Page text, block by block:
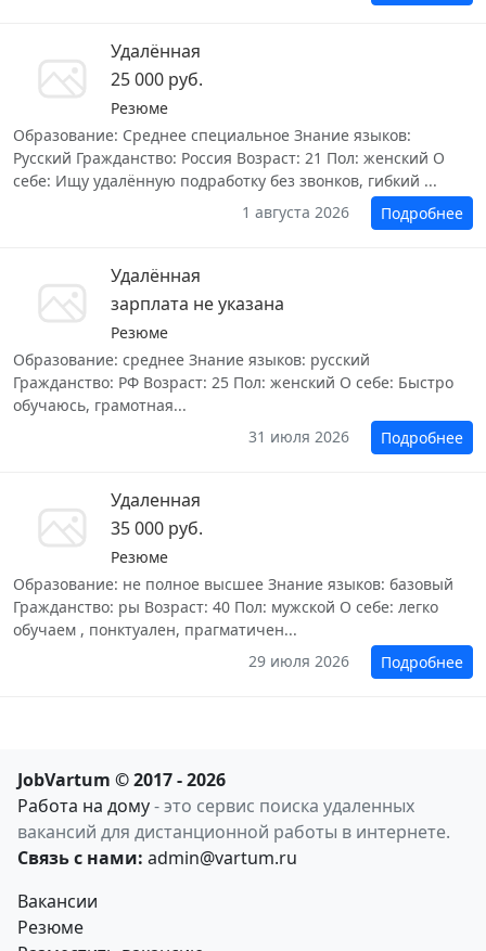
Удалённая
25 000 руб.
Резюме
Образование: Среднее специальное Знание языков:
Русский Гражданство: Россия Возраст: 21 Пол: женский О
себе: Ищу удалённую подработку без звонков, гибкий ...
1 августа 2026
Подробнее
Удалённая
зарплата не указана
Резюме
Образование: среднее Знание языков: русский
Гражданство: РФ Возраст: 25 Пол: женский О себе: Быстро
обучаюсь, грамотная...
31 июля 2026
Подробнее
Удаленная
35 000 руб.
Резюме
Образование: не полное высшее Знание языков: базовый
Гражданство: ры Возраст: 40 Пол: мужской О себе: легко
обучаем , понктуален, прагматичен...
29 июля 2026
Подробнее
JobVartum © 2017 - 2026
Работа на дому- это сервис поиска удаленных
вакансий для дистанционной работы в интернете.
Связь с нами: admin@vartum.ru
Вакансии
Резюме